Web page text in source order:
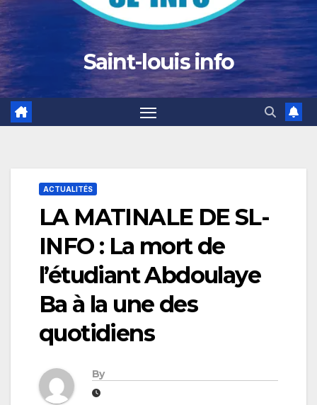
Saint-louis info
ACTUALITÉS
LA MATINALE DE SL-
INFO : La mort de
l’étudiant Abdoulaye
Ba à la une des
quotidiens
By